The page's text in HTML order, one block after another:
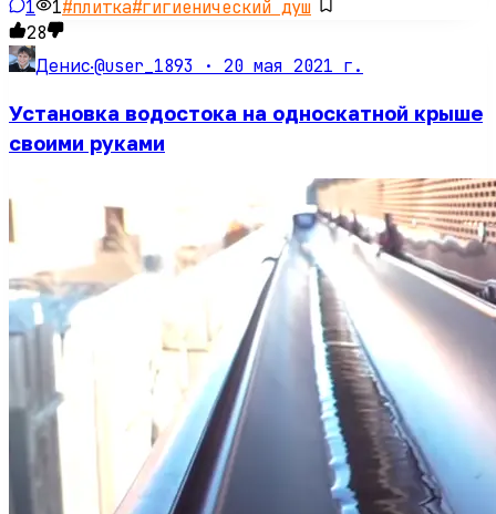
1 1#плитка#гигиенический душ
28
Денис·@user_1893 · 20 мая 2021 г.
Установка водостока на односкатной крыше
своими руками